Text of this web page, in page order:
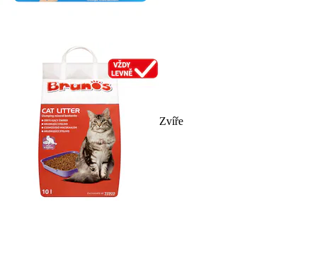
Zvíře